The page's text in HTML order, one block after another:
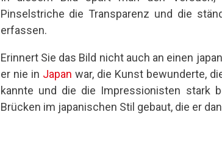
Pinselstriche die Transparenz und die
erfassen.
Erinnert Sie das Bild nicht auch an einen
er nie in Japan war, die Kunst bewunderte,
kannte und die die Impressionisten stark
Brücken im japanischen Stil gebaut, die er